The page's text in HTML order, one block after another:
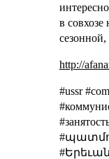
в
http://
#ussr